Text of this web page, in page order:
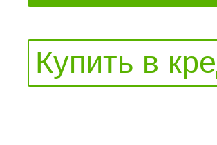
Купить в